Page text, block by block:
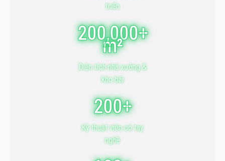
triển
200,000+
m²
Diện tích nhà xưởng &
kho bãi
200+
Kỹ thuật viên có tay
nghề